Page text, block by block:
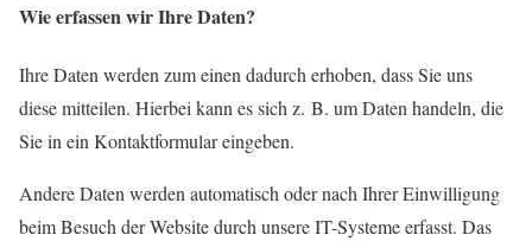
Wie erfassen wir Ihre Daten?
Ihre Daten werden zum einen dadurch erhoben, dass Sie uns
diese mitteilen. Hierbei kann es sich z. B. um Daten handeln, die
Sie in ein Kontaktformular eingeben.
Andere Daten werden automatisch oder nach Ihrer Einwilligung
beim Besuch der Website durch unsere IT-Systeme erfasst. Das